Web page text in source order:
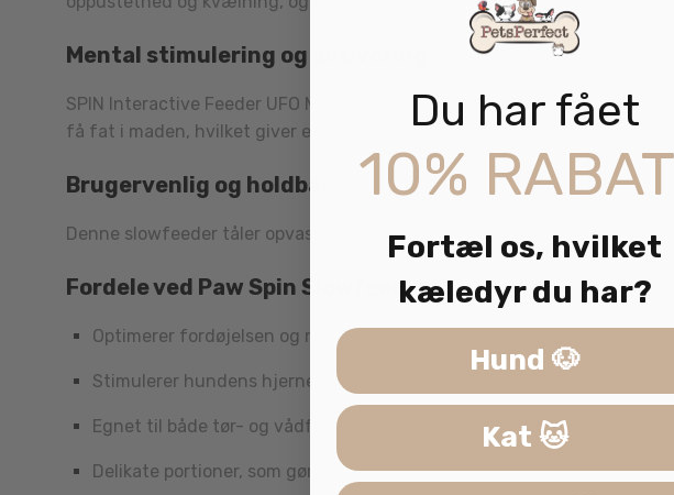
Mental stimulering og aktivering
SPIN Interactive Feeder UFO Maze Grøn giver ikke kun en sundere
få fat i maden, hvilket giver ekstra aktivering i hverdagen og kan
Brugervenlig og holdbar
Denne slowfeeder tåler opvaskemaskine, så rengøringen er enkel og
Fordele ved Paw Spin Slowfeeder
Optimerer fordøjelsen og nedsætter spisehastigheden
Stimulerer hundens hjerne og sanser
Egnet til både tør- og vådfoder
Delikate portioner, som gør fodringen overskuelig
Du har fået
10%
Fortæl os, hvilket
kæledyr du har?
Hund 🐶
Kat 🐱